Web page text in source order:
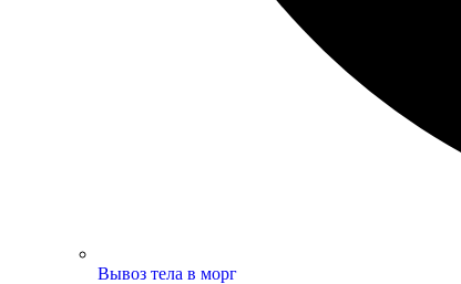
Вывоз тела в морг